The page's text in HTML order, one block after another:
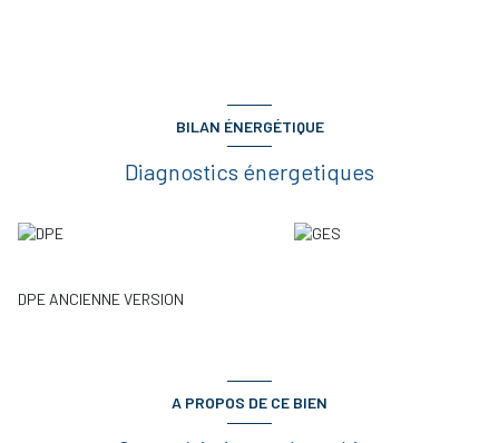
BILAN ÉNERGÉTIQUE
Diagnostics énergetiques
DPE ANCIENNE VERSION
A PROPOS DE CE BIEN